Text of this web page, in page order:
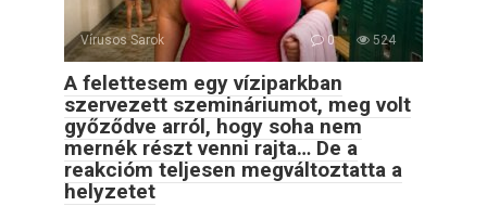
Vírusos Sarok 0 524
A felettesem egy víziparkban
szervezett szemináriumot, meg volt
győződve arról, hogy soha nem
mernék részt venni rajta… De a
reakcióm teljesen megváltoztatta a
helyzetet